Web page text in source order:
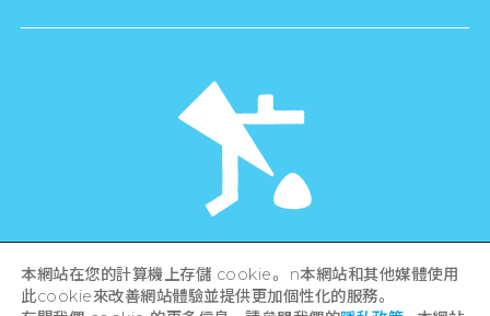
Hiroshima Prefecture / Hiroshima City .
All rights reserved
本網站在您的計算機上存儲 cookie。 n本網站和其他媒體使用
此cookie來改善網站體驗並提供更加個性化的服務。